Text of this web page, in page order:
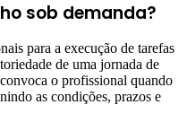
sob demanda?
para a execução de tarefas
de uma jornada de
o profissional quando
as condições, prazos e